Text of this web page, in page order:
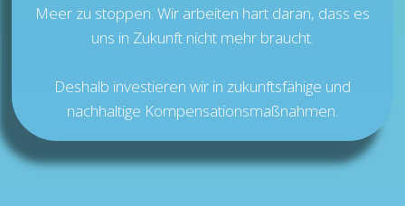
Meer zu stoppen. Wir arbeiten hart daran, dass es
uns in Zukunft nicht mehr braucht.
Deshalb investieren wir in zukunftsfähige und
nachhaltige Kompensationsmaßnahmen.